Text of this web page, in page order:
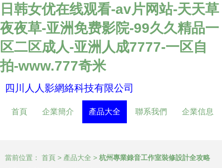
日韩女优在线观看-av片网站-天天草
夜夜草-亚洲免费影院-99久久精品一
区二区成人-亚洲人成7777-一区自
拍-www.777奇米
四川人人影網絡科技有限公司
首頁 企業簡介 產品大全 聯系我們 企業信息
當前位置： 首頁 > 產品大全 > 杭州專業錄音工作室裝修設計全攻略